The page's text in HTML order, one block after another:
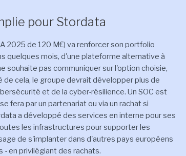
pour Stordata
2025 de 120 M€) va renforcer son portfolio
quelques mois, d'une plateforme alternative à
souhaite pas communiquer sur l'option choisie,
cela, le groupe devrait développer plus de
et de la cyber-résilience. Un SOC est
fera par un partenariat ou via un rachat si
a développé des services en interne pour ses
les infrastructures pour supporter les
de s'implanter dans d'autres pays européens
- en privilégiant des rachats.